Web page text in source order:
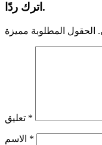
اترك ردًا.
الحقول المطلوبة مميزة
*
*